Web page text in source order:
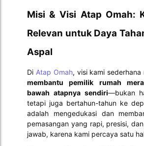
Misi & Visi Atap Omah:
Relevan untuk Daya
Aspal
Di Atap Omah, visi kami sederhana
membantu pemilik rumah
bawah atapnya sendiri—bukan
tetapi juga bertahun-tahun ke
adalah mengedukasi dan
pemasangan yang rapi, presisi,
jawab, karena kami percaya satu